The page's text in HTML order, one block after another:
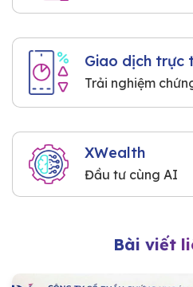
Giao dịch trực
Trải nghiệm
XWealth
Đầu tư cùng AI
Bài viết